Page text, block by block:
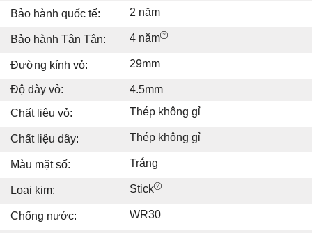
Bảo hành quốc tế: 2 năm
Bảo hành Tân Tân: 4 năm
Đường kính vỏ: 29mm
Độ dày vỏ:
4.5mm
Chất liệu vỏ:
Thép không gỉ
Chất liệu dây: Thép không gỉ
Màu mặt số: Trắng
Loại kim: Stick
Chống nước: WR30